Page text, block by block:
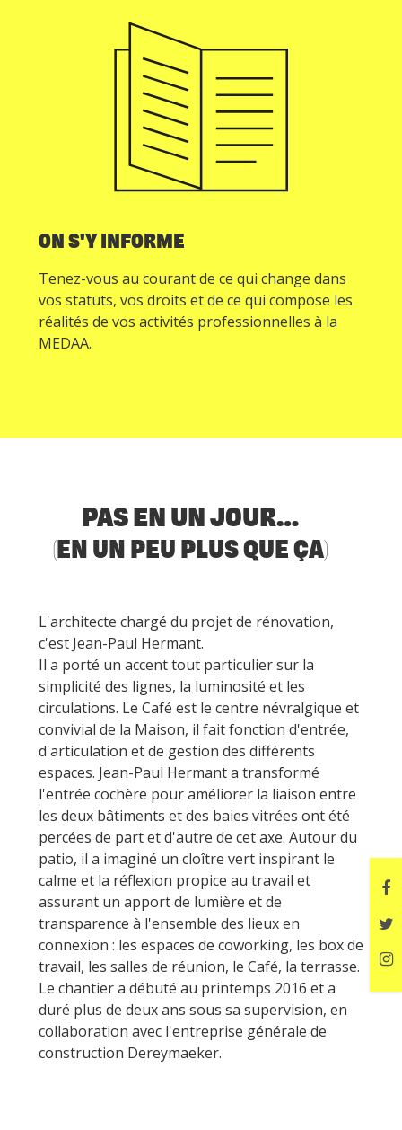
ON S'Y INFORME
Tenez-vous au courant de ce qui change dans
vos statuts, vos droits et de ce qui compose les
réalités de vos activités professionnelles à la
MEDAA.
PAS EN UN JOUR…
(EN UN PEU PLUS QUE ÇA)
L'architecte chargé du projet de rénovation,
c'est Jean-Paul Hermant.
Il a porté un accent tout particulier sur la
simplicité des lignes, la luminosité et les
circulations. Le Café est le centre névralgique et
convivial de la Maison, il fait fonction d'entrée,
d'articulation et de gestion des différents
espaces. Jean-Paul Hermant a transformé
l'entrée cochère pour améliorer la liaison entre
les deux bâtiments et des baies vitrées ont été
percées de part et d'autre de cet axe. Autour du
patio, il a imaginé un cloître vert inspirant le
calme et la réflexion propice au travail et
assurant un apport de lumière et de
transparence à l'ensemble des lieux en
connexion : les espaces de coworking, les box de
travail, les salles de réunion, le Café, la terrasse.
Le chantier a débuté au printemps 2016 et a
duré plus de deux ans sous sa supervision, en
collaboration avec l'entreprise générale de
construction Dereymaeker.